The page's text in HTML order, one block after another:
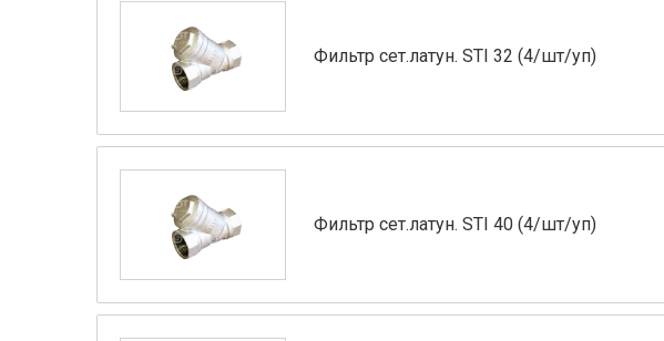
Фильтр сет.латун. STI 32 (4/шт/уп)
Фильтр сет.латун. STI 40 (4/шт/уп)